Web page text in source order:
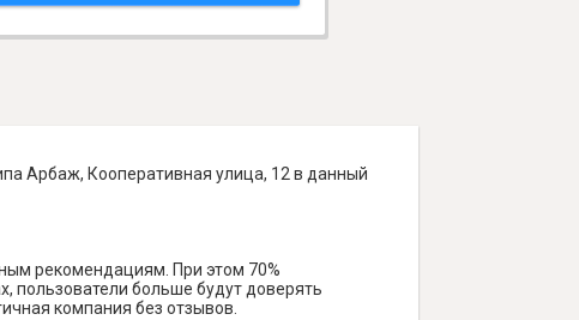
Арбаж, Кооперативная улица, 12 в данный
рекомендациям. При этом 70%
пользователи больше будут доверять
компания без отзывов.